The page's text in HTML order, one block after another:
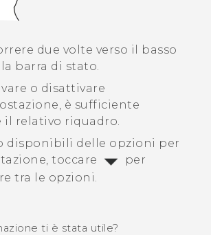
due volte verso il basso
barra di stato.
o disattivare
è sufficiente
il relativo riquadro.
disponibili delle opzioni per
toccare
per
tra le opzioni.
ti è stata utile?